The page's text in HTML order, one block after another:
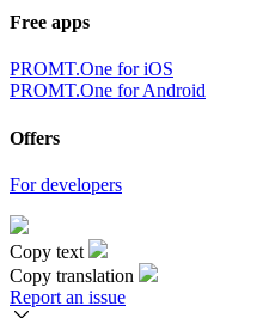
Free apps
PROMT.One for iOS
PROMT.One for Android
Offers
For developers
Copy text
Copy translation
Report an issue